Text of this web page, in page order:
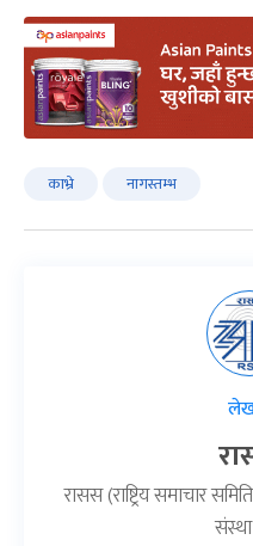
काभ्रे नागस्तम्भ
रासस (राष्ट्रिय समाचार